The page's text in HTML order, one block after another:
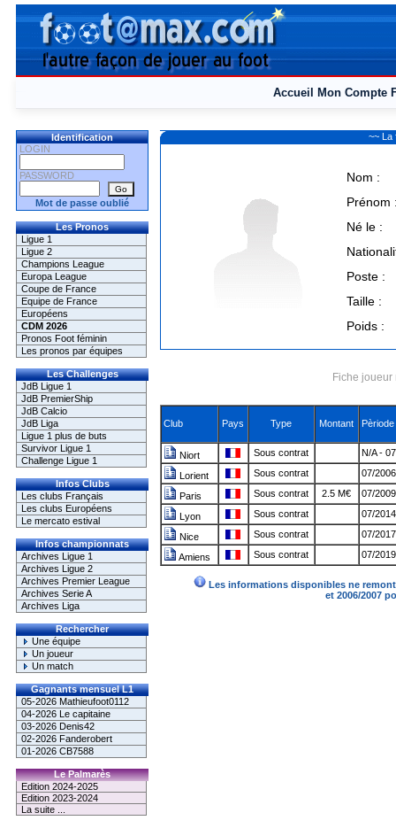
Accueil Mon Compte
Identification
LOGIN
PASSWORD
Mot de passe oublié
Les Pronos
Ligue 1
Ligue 2
Champions League
Europa League
Coupe de France
Equipe de France
Européens
CDM 2026
Pronos Foot féminin
Les pronos par équipes
Les Challenges
JdB Ligue 1
JdB PremierShip
JdB Calcio
JdB Liga
Ligue 1 plus de buts
Survivor Ligue 1
Challenge Ligue 1
Infos Clubs
Les clubs Français
Les clubs Européens
Le mercato estival
Infos championnats
Archives Ligue 1
Archives Ligue 2
Archives Premier League
Archives Serie A
Archives Liga
Rechercher
Une équipe
Un joueur
Un match
Gagnants mensuel L1
05-2026 Mathieufoot0112
04-2026 Le capitaine
03-2026 Denis42
02-2026 Fanderobert
01-2026 CB7588
Le Palmarès
Edition 2024-2025
Edition 2023-2024
La suite ...
~~ La
Nom :
Prénom
Né le :
Poste :
Taille :
Poids :
Fiche
Club Pays Type Montant Pèriode
Niort Sous contrat N/A -
Lorient Sous contrat 07/
Paris Sous contrat 2.5 M€ 07/
Lyon Sous contrat 07/
Nice Sous contrat 07/
Amiens Sous contrat 07/
Les informations disponibles ne
et 2006/2007